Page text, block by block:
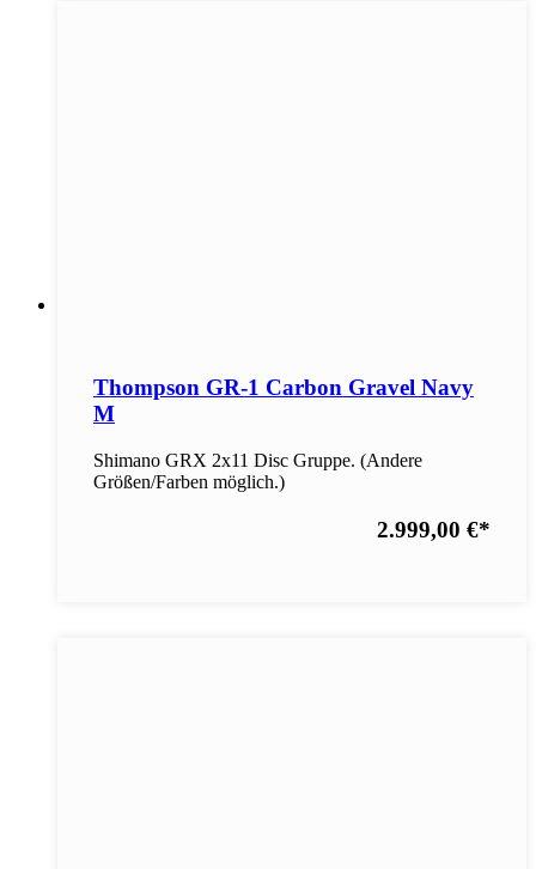
Thompson GR-1 Carbon Gravel Navy
M
Shimano GRX 2x11 Disc Gruppe. (Andere
Größen/Farben möglich.)
2.999,00 €*